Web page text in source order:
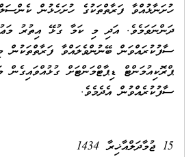
ހުށަނާޅުއްވާ ފަރާތްތަކުގެ ހުށަހެޅުން
ދަންނަވަމެވެ. އަދި މި ކަމާ ގުޅޭ އިތުރު
ސާފުކުރައްވަން ބޭނުންވެލައްވާ ފަރާތްތަކުން
ޕްރޮކިއުމަންޓް ޑިޕާޓްމަންޓަށް ގުޅުއްވައިގެން
ސާފުކުރެއްވުން އެދެމެވެ.
15 ޖުމާދަލްއާޚިރާ 1434